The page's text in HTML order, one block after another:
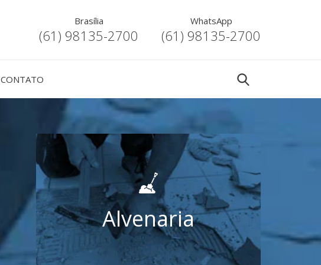
Brasília
(61) 98135-2700
WhatsApp
(61) 98135-2700
CONTATO
Alvenaria